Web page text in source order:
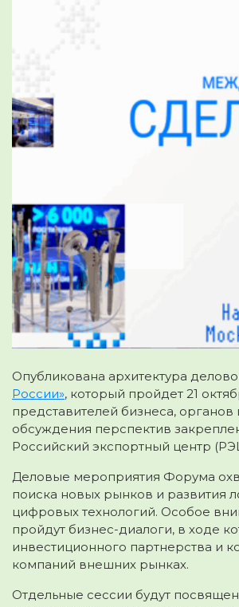
Опубликована архитектура
России», который пройдет 21
представителей бизнеса, органов
обсуждения перспектив
Российский экспортный центр
Деловые мероприятия Форума
поиска новых рынков и развития
цифровых технологий. Особое
пройдут бизнес-диалоги, в ходе
инвестиционного партнерства и
компаний внешних рынках.
Отдельные сессии будут